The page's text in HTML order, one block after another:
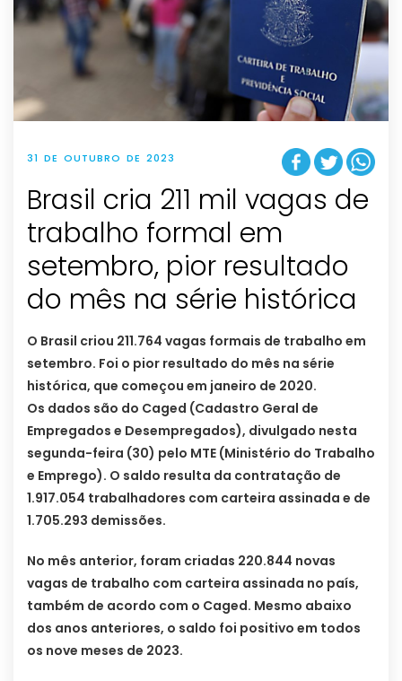
31 DE OUTUBRO DE 2023
Brasil cria 211 mil vagas de
trabalho formal em
setembro, pior resultado
do mês na série histórica
O Brasil criou 211.764 vagas formais de trabalho em
setembro. Foi o pior resultado do mês na série
histórica, que começou em janeiro de 2020.
Os dados são do Caged (Cadastro Geral de
Empregados e Desempregados), divulgado nesta
segunda-feira (30) pelo MTE (Ministério do Trabalho
e Emprego). O saldo resulta da contratação de
1.917.054 trabalhadores com carteira assinada e de
1.705.293 demissões.
No mês anterior, foram criadas 220.844 novas
vagas de trabalho com carteira assinada no país,
também de acordo com o Caged. Mesmo abaixo
dos anos anteriores, o saldo foi positivo em todos
os nove meses de 2023.